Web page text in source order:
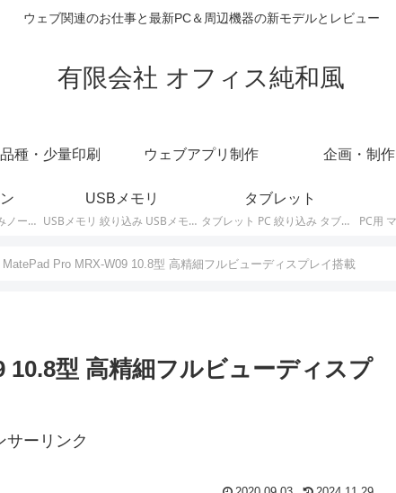
ウェブ関連のお仕事と最新PC＆周辺機器の新モデルとレビュー
有限会社 オフィス純和風
種・少量印刷 ウェブアプリ制作 企画・制作
ノートパソコン 絞り込みノートPCの最新モデルやスペック・仕様に関する情報。
USBメモリ
USBメモリ 絞り込み USBメモリの最新モデルやスペック・仕様に関する情報。
タブレット
タブレット PC 絞り込み タブレットの最新モデルやスペック・仕様に関する情報。
MatePad Pro MRX-W09 10.8型 高精細フルビューディスプレイ搭載
型 高精細フルビューディスプ
サーリンク